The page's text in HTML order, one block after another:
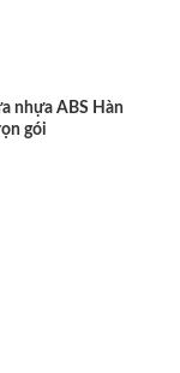
nhựa ABS Hàn
gói